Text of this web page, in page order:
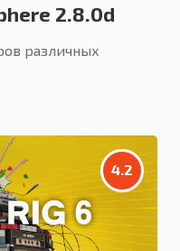
2.8.0d
различных
4.2